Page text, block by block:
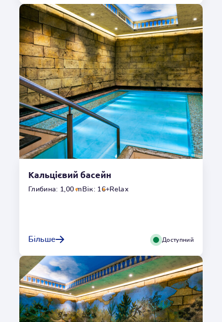
вашого тіла. Після нічного відпочинку завітайте до
одного з барів біля басейну - ви обираєте відкритий чи
критий?
Місцезнаходження
Всередині
Глибина
1,27m
Гідромасаж
Так
Температура
32oC
Умови користування
Купання у магнієвих водах має благотворний вплив на
відновлення природного гідроліпідного бар'єру та
заспокоює шкірні порушення. Магнієві води також
рекомендуються для регенераційних ванн завдяки
розслаблюючим властивостям для м'язів.
Місцезнаходження
Всередині
Глибина
Кальцієвий басейн
Глибина: 1,00 mВік: 16+Relax
Більше Доступний